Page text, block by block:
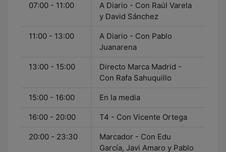
07:00 - 11:00
A Diario - Con Raúl Varela
y David Sánchez
11:00 - 13:00
A Diario - Con Pablo
Juanarena
13:00 - 15:00
Directo Marca Madrid -
Con Rafa Sahuquillo
15:00 - 16:00 En la media
16:00 - 20:00 T4 - Con Vicente Ortega
20:00 - 23:30
Marcador - Con Edu
García, Javi Amaro y Pablo